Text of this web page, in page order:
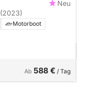
Neu
(2023)
Motorboot
Ab 588 € / Tag